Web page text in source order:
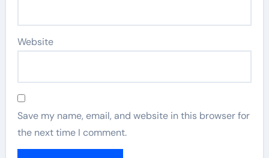
Website
Save my name, email, and website in this browser for
the next time I comment.